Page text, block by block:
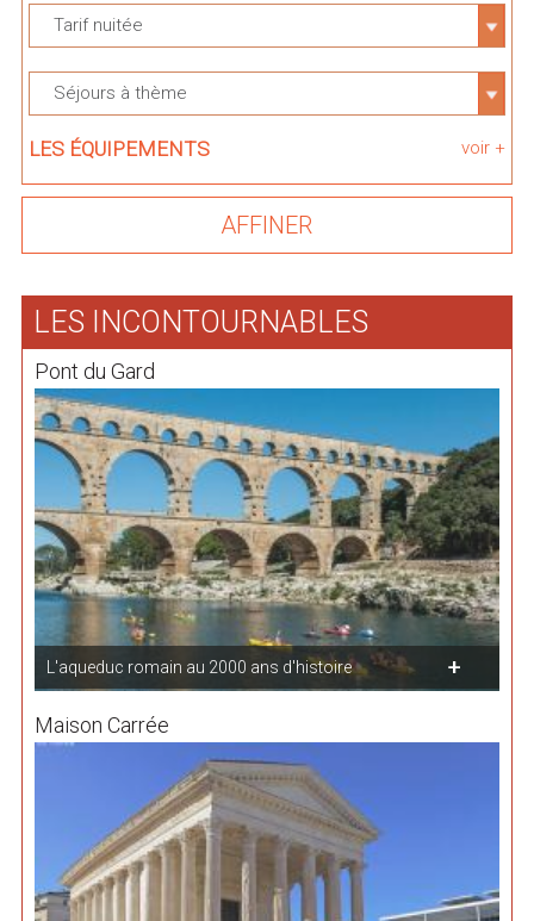
Tarif nuitée
Séjours à thème
LES ÉQUIPEMENTS voir +
LES INCONTOURNABLES
Pont du Gard
L'aqueduc romain au 2000 ans d'histoire
Maison Carrée